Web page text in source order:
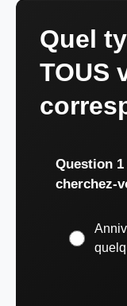
Quel
TOUS
Question
cherchez-